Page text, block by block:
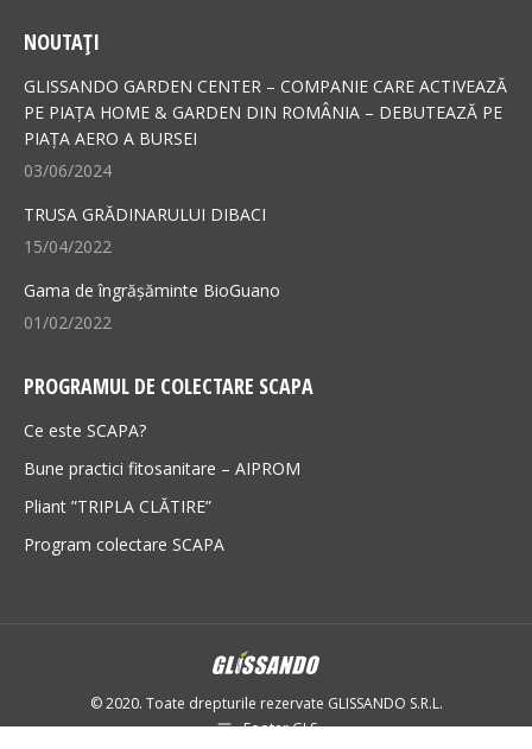
opens
in
new
window
opens
in
new
window
NOUTAȚI
GLISSANDO GARDEN CENTER – COMPANIE CARE ACTIVEAZĂ
PE PIAȚA HOME & GARDEN DIN ROMÂNIA – DEBUTEAZĂ PE
PIAȚA AERO A BURSEI
03/06/2024
TRUSA GRĂDINARULUI DIBACI
15/04/2022
Gama de îngrășăminte BioGuano
01/02/2022
PROGRAMUL DE COLECTARE SCAPA
Ce este SCAPA?
Bune practici fitosanitare – AIPROM
Pliant ”TRIPLA CLĂTIRE”
Program colectare SCAPA
© 2020. Toate drepturile rezervate GLISSANDO S.R.L.
Footer GLS